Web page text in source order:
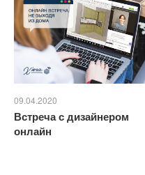
09.04.2020
Встреча с дизайнером
онлайн